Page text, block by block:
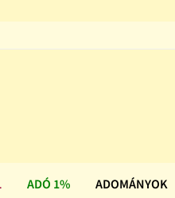
ADÓ 1% ADOMÁNYOK